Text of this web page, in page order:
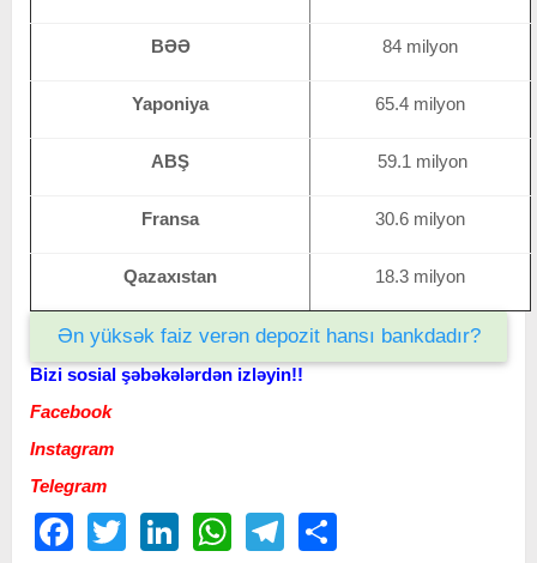
BƏƏ 84 milyon
Yaponiya 65.4 milyon
ABŞ 59.1 milyon
Fransa 30.6 milyon
Qazaxıstan 18.3 milyon
Ən yüksək faiz verən depozit hansı bankdadır?
Bizi sosial şəbəkələrdən izləyin!!
Facebook
Instagram
Telegram
FacebookTwitter LinkedIn WhatsAppTelegram